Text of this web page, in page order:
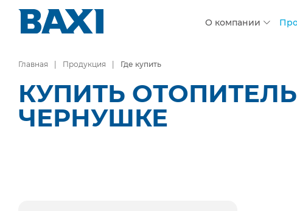
О компании
Главная Продукция Где купить
КУПИТЬ
ЧЕРНУШКЕ